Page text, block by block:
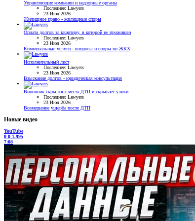
Управляющие компании и надзорные органы
Последнее: Lawyers
23 Июл 2026
Жилищное право - жилищные споры
Оплата долгов за квартиру, в которой не проживаю
Последнее: Lawyers
23 Июл 2026
Коммунальные услуги - вопросы и споры по ЖКХ
Исполнительный лист
Последнее: Lawyers
23 Июл 2026
Взыскание долгов - юридическая консультация
Виновник скрылся с места ДТП и скрывает улики
Последнее: Lawyers
23 Июл 2026
Возмещение ущерба после ДТП
Новые видео
YouTube
0 0 1.995
7:08